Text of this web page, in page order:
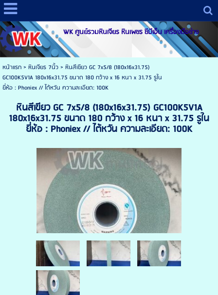
WK ศูนย์รวมหินเจียร หินเพชร ซีบีเอ็น เครื่องมือช่าง
หน้าแรก> หินเจียร 7นิ้ว> หินสีเขียว GC 7x5/8 (180x16x31.75)
GC100K5V1A 180x16x31.75 ขนาด 180 กว้าง x 16 หนา x 31.75 รูใน
ยี่ห้อ : Phoniex // ไต้หวัน ความละเอียด: 100K
หินสีเขียว GC 7x5/8 (180x16x31.75) GC100K5V1A
180x16x31.75 ขนาด 180 กว้าง x 16 หนา x 31.75 รูใน
ยี่ห้อ : Phoniex // ไต้หวัน ความละเอียด: 100K